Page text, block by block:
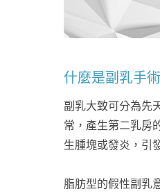
什麼是副乳手術
副乳大致可分為先
常，產生第二乳房
生腫塊或發炎，引
脂肪型的假性副乳